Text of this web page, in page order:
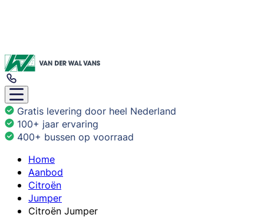
Gratis levering door heel Nederland
100+ jaar ervaring
400+ bussen op voorraad
Home
Aanbod
Citroën
Jumper
Citroën Jumper